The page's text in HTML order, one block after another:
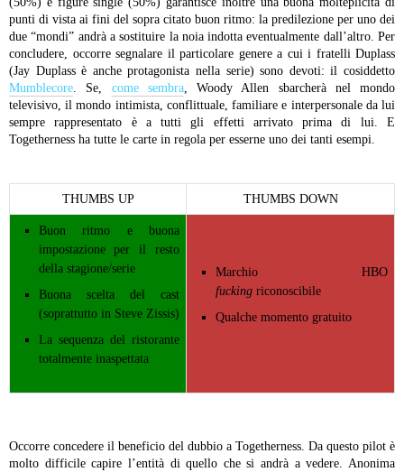
punti di vista ai fini del sopra citato buon ritmo: la predilezione per uno dei
due “mondi” andrà a sostituire la noia indotta eventualmente dall’altro. Per
concludere, occorre segnalare il particolare genere a cui i fratelli Duplass
(Jay Duplass è anche protagonista nella serie) sono devoti: il cosiddetto
Mumblecore. Se, come sembra, Woody Allen sbarcherà nel mondo
televisivo, il mondo intimista, conflittuale, familiare e interpersonale da lui
sempre rappresentato è a tutti gli effetti arrivato prima di lui. E
Togetherness ha tutte le carte in regola per esserne uno dei tanti esempi.
THUMBS UP THUMBS DOWN
Buon ritmo e buona
impostazione per il resto
della stagione/serie
Buona scelta del cast
(soprattutto in Steve Zissis)
La sequenza del ristorante
totalmente inaspettata
Marchio HBO
fuckingriconoscibile
Qualche momento gratuito
Occorre concedere il beneficio del dubbio a Togetherness. Da questo pilot è
molto difficile capire l’entità di quello che si andrà a vedere. Anonima